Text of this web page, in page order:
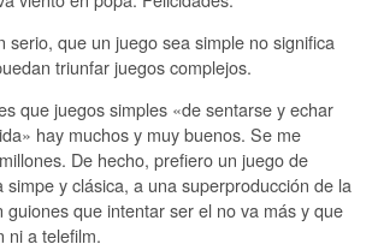
serio, que un juego sea simple no significa
triunfar juegos complejos.
que juegos simples «de sentarse y echar
hay muchos y muy buenos. Se me
De hecho, prefiero un juego de
simpe y clásica, a una superproducción de la
guiones que intentar ser el no va más y que
ni a telefilm.